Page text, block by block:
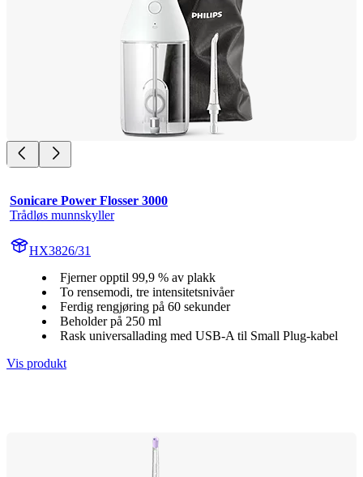
Sonicare Power Flosser 3000
Trådløs munnskyller
HX3826/31
Fjerner opptil 99,9 % av plakk
To rensemodi, tre intensitetsnivåer
Ferdig rengjøring på 60 sekunder
Beholder på 250 ml
Rask universallading med USB-A til Small Plug-kabel
Vis produkt